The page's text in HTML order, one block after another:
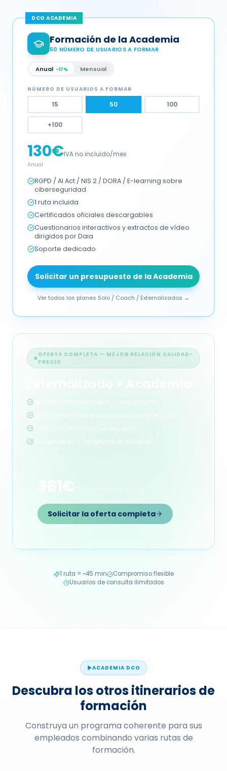
DCO ACADEMIA
Formación de la Academia
50 NÚMERO DE USUARIOS A FORMAR
Anual -17% Mensual
NÚMERO DE USUARIOS A FORMAR
15 50 100
+100
130€IVA no incluido/mes
Anual
RGPD / AI Act / NIS 2 / DORA / E-learning sobre
ciberseguridad
1 ruta incluida
Certificados oficiales descargables
Cuestionarios interactivos y extractos de vídeo
dirigidos por Daia
Soporte dedicado
Solicitar un presupuesto de la Academia
Ver todos los planes Solo / Coach / Externalizados →
OFERTA COMPLETA — MEJOR RELACIÓN CALIDAD-
PRECIO
Contacto único con un experto
Seguimiento + certificados oficiales
361€
Solicitar la oferta completa
1 ruta = ~45 min
Compromiso flexible
Usuarios de consulta ilimitados
ACADEMIA DCO
Descubra los otros itinerarios de
formación
Construya un programa coherente para sus
empleados combinando varias rutas de
formación.